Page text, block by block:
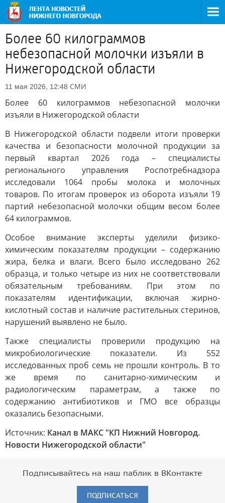
Более 60 килограммов
небезопасной молочки изъяли в
Нижегородской области
11 мая 2026, 12:48 СМИ
Более 60 килограммов небезопасной молочки
изъяли в Нижегородской области
В Нижегородской области подвели итоги проверки
качества и безопасности молочной продукции за
первый квартал 2026 года – специалисты
регионального управления Роспотребнадзора
исследовали 1064 пробы молока и молочных
товаров. По итогам проверок из оборота изъяли 19
партий небезопасной молочки общим весом более
64 килограммов.
Особое внимание эксперты уделили физико-
химическим показателям продукции – содержанию
жира, белка и влаги. Всего было исследовано 262
образца, и только четыре из них не соответствовали
обязательным требованиям. При этом по
показателям идентификации, включая жирно-
кислотный состав и наличие растительных стеринов,
нарушений выявлено не было.
Также специалисты проверили продукцию на
микробиологические показатели. Из 552
исследованных проб семь не прошли контроль. В то
же время по санитарно-химическим и
радиологическим параметрам, а также по
содержанию антибиотиков и ГМО все образцы
оказались безопасными.
Источник: Канал в МАКС "КП Нижний Новгород.
Новости Нижегородской области"
Подписывайтесь на наш паблик в ВКонтакте
ПОДПИСАТЬСЯ